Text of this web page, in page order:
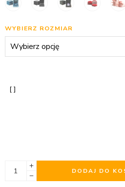
WYBIERZ ROZMIAR
DODAJ DO